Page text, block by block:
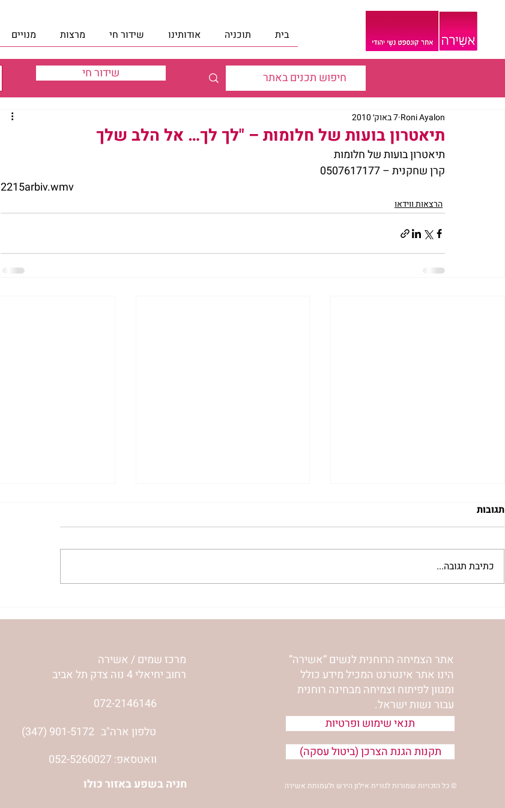
בית תוכניה אודותינו שידור חי מרצות מנויים
שידור חי
תיאטרון בועות של חלומות – "לך לך… אל הלב שלך
Roni Ayalon 7 באוק׳ 2010
תיאטרון בועות של חלומות
קרן שחקנית – 0507617177
2215arbiv.wmv
הרצאות ווידאו
הירש
אילון הירש
אילון הירש
תגובות
כתיבת תגובה...
מרכז שמים / אשירה
רחוב יחיאלי 4 נוה צדק תל אביב
072-2146146
(347) 901-5172 טלפון ארה"ב
וואטסאפ: 052-5260027
חניה בשפע באזור כולו
אתר הצמיחה הרוחנית לנשים “אשירה”
הינו אתר אינטרנט המכיל מידע כולל
ומגוון לפיתוח וצמיחה מבחינה רוחנית
עבור נשות ישראל.
תנאי שימוש ופרטיות
תקנות הגנת הצרכן (ביטול עסקה)
© כל הזכויות שמורות לנורית אילון הירש ולעמותת אשירה